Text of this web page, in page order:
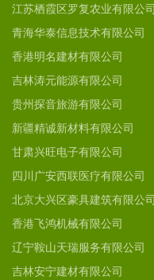
江苏栖霞区罗复农业有限公司
青海华泰信息技术有限公司
香港明名建材有限公司
吉林涛元能源有限公司
贵州探音旅游有限公司
新疆精诚新材料有限公司
甘肃兴旺电子有限公司
四川广安西联医疗有限公司
北京大兴区豪具建筑有限公司
香港飞鸿机械有限公司
辽宁鞍山天瑞服务有限公司
吉林安宁建材有限公司